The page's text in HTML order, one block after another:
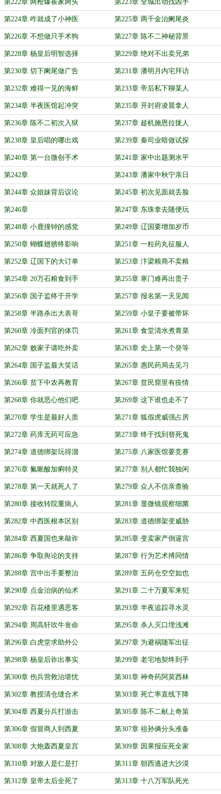
第222章 两枪爆崔家两头 第223章 全城出动找凶手
第224章 咋就成了小神医 第225章 两千金治阑尾炎
第226章 不想做只手术狗 第227章 陈不二神秘背景
第228章 杨皇后明智选择 第229章 绝对不出卖兄弟
第230章 切下阑尾做广告 第231章 潘明月内宅拜访
第232章 难得一见的海鲜 第233章 帝后私下聊某人
第234章 半夜医馆起冲突 第235章 开封府凌晨拿人
第236章 陈不二初次入狱 第237章 趁机施恩拉拢人
第238章 皇后唱的哪出戏 第239章 秦司业暗做试探
第240章 第一台微创手术 第241章 家中出题测水平
第242章 第243章 潘家中秋宁亲日
第244章 众姐妹背后议论 第245章 初次见面就丢脸
第246章 第247章 东珠拿去随便玩
第248章 小鹿撞钟的感觉 第249章 辽国要增加岁币
第250章 蝴蝶翅膀终影响 第251章 一粒药丸征服人
第252章 辽国下的大订单 第253章 汴梁粮商不卖粮
第254章 20万石粮食到手 第255章 寒门难再出贵子
第256章 国子监终于开学 第257章 报名第一天见闻
第258章 半路杀出大表哥 第259章 小皇子要被带坏
第260章 冷面判官的体罚 第261章 食堂清水煮青菜
第262章 败家子请吃外卖 第263章 史上第一个癸等
第264章 国子监最大笑话 第265章 惠民药局去见习
第266章 贫下中农再教育 第267章 贫民窟里有疫情
第268章 你就恶心他们吧 第269章 这下谁也走不了
第270章 学生是最好人质 第271章 狐假虎威强占房
第272章 药库无药可应急 第273章 终于找到替死鬼
第274章 道德绑架玩得溜 第275章 八家医馆要竞赛
第276章 氟哌酸加痢特灵 第277章 别人都忙我独闲
第278章 第一天就死人了 第279章 众人不信亲查验
第280章 接收转院重病人 第281章 显微镜观察细菌
第282章 中西医根本区别 第283章 道德绑架变威胁
第284章 西夏国也来敲诈 第285章 变卖家产倒逼宫
第286章 争取舆论的支持 第287章 行为艺术搏同情
第288章 宫中出手要整治 第289章 五药仓空空如也
第290章 点金治病的仙术 第291章 二十万夏军来犯
第292章 百花楼里遇恶客 第293章 半夜追踪寻水灵
第294章 周高轩吹牛丧命 第295章 杀人灭口埋浅滩
第296章 白虎堂求助外公 第297章 为避祸随军出征
第298章 杨皇后诈出事实 第299章 老宅地契终到手
第300章 伤兵营救治堪忧 第301章 神奇药阿莫西林
第302章 教授清仓缝合术 第303章 死亡率直线下降
第304章 西夏分兵打游击 第305章 陈不二献上奇策
第306章 假冒商人到西夏 第307章 祖孙俩分头准备
第308章 大炮轰西夏皇宫 第309章 因果报应死全家
第310章 对敌人是仁是打 第311章 朝西逃进大沙漠
第312章 皇帝太后全死了 第313章 十八万军队死光